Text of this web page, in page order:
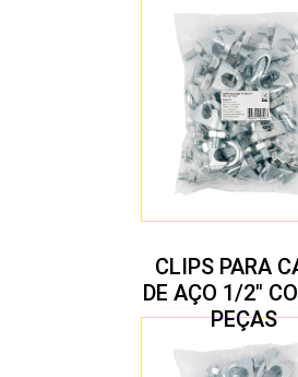
CLIPS PARA
DE AÇO 1/2″
PEÇAS